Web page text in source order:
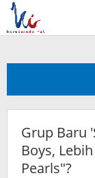
Skip
content
Grup Baru
Boys,
Pearls"?